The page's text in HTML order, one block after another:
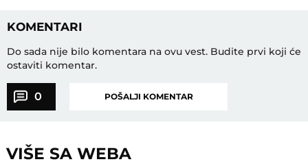
KOMENTARI
Do sada nije bilo komentara na ovu vest. Budite prvi koji će
ostaviti komentar.
0 POŠALJI KOMENTAR
VIŠE SA WEBA